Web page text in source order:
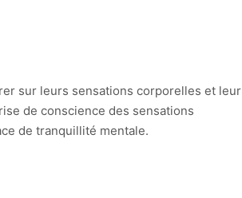
sur leurs sensations corporelles et leur
de conscience des sensations
de tranquillité mentale.